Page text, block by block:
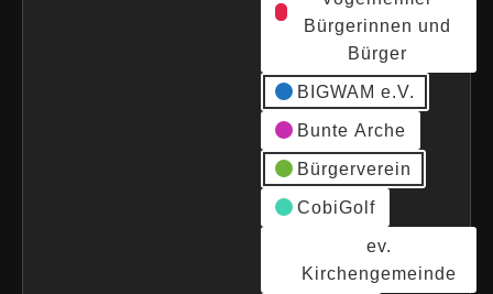
Bürgerinnen und
Bürger
BIGWAM e.V.
Bunte Arche
Bürgerverein
CobiGolf
ev.
Kirchengemeinde